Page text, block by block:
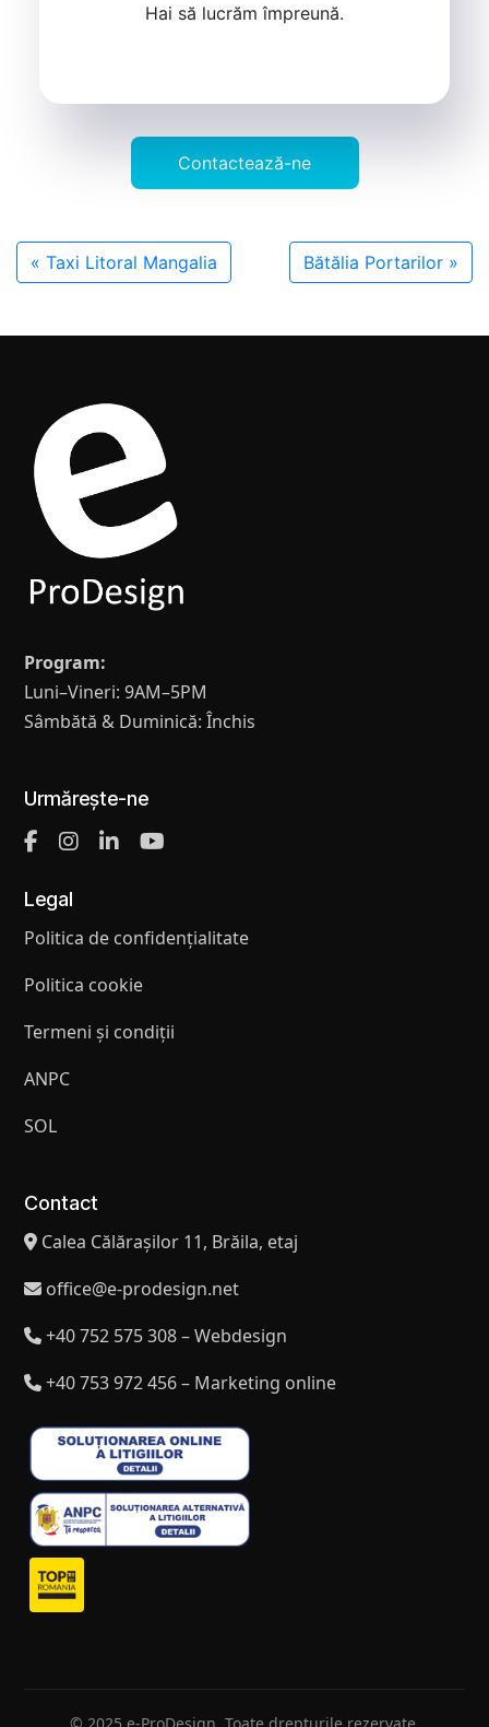
Hai să lucrăm împreună.
Contactează-ne
« Taxi Litoral Mangalia Bătălia Portarilor »
Program:
Luni–Vineri: 9AM–5PM
Sâmbătă & Duminică: Închis
Urmărește-ne
Legal
Politica de confidențialitate
Politica cookie
Termeni și condiții
ANPC
SOL
Contact
Calea Călărașilor 11, Brăila, etaj
office@e-prodesign.net
+40 752 575 308 – Webdesign
+40 753 972 456 – Marketing online